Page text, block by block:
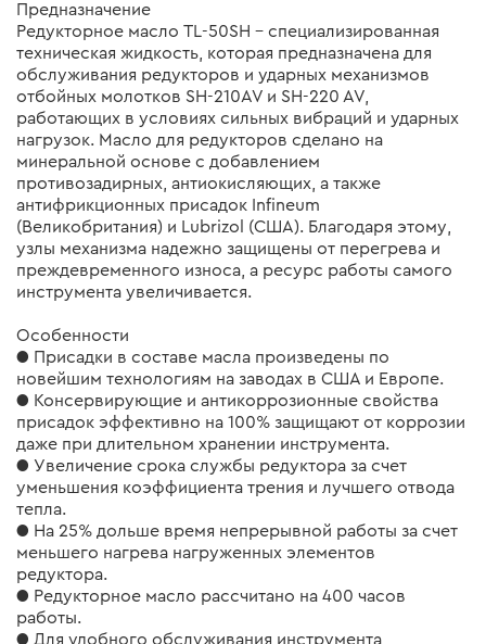
Предназначение
Редукторное масло TL-50SH – специализированная
техническая жидкость, которая предназначена для
обслуживания редукторов и ударных механизмов
отбойных молотков SH-210AV и SH-220 AV,
работающих в условиях сильных вибраций и ударных
нагрузок. Масло для редукторов сделано на
минеральной основе с добавлением
противозадирных, антиокисляющих, а также
антифрикционных присадок Infineum
(Великобритания) и Lubrizol (США). Благодаря этому,
узлы механизма надежно защищены от перегрева и
преждевременного износа, а ресурс работы самого
инструмента увеличивается.
Особенности
● Присадки в составе масла произведены по
новейшим технологиям на заводах в США и Европе.
● Консервирующие и антикоррозионные свойства
присадок эффективно на 100% защищают от коррозии
даже при длительном хранении инструмента.
● Увеличение срока службы редуктора за счет
уменьшения коэффициента трения и лучшего отвода
тепла.
● На 25% дольше время непрерывной работы за счет
меньшего нагрева нагруженных элементов
редуктора.
● Редукторное масло рассчитано на 400 часов
работы.
● Для удобного обслуживания инструмента